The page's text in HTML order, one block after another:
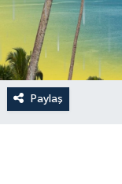
Paylaş